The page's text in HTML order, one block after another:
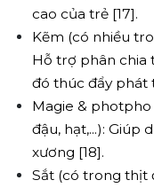
cao của trẻ [17].
Kẽm (có nhiều
Hỗ trợ phân chia
đó thúc đẩy phát
Magie &
đậu, hạt,...):
xương [18].
Sắt (có trong thịt